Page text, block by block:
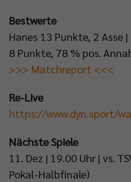
Bestwerte
Hanes 13 Punkte, 2 Asse
8 Punkte, 78 % pos.
>>> Matchreport <<<
Re-Live
https://www.dyn.sport/
Nächste Spiele
11. Dez | 19.00 Uhr | vs.
Pokal-Halbfinale)